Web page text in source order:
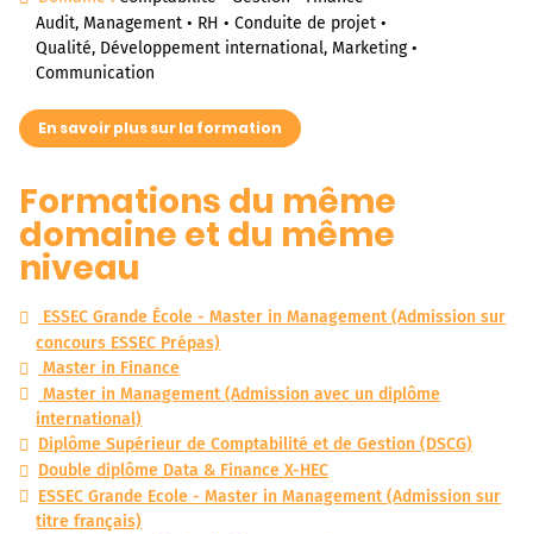
Audit, Management • RH • Conduite de projet •
Qualité, Développement international, Marketing •
Communication
En savoir plus sur la formation
Formations du même
domaine et du même
niveau
ESSEC Grande École - Master in Management (Admission sur
concours ESSEC Prépas)
Master in Finance
Master in Management (Admission avec un diplôme
international)
Diplôme Supérieur de Comptabilité et de Gestion (DSCG)
Double diplôme Data & Finance X-HEC
ESSEC Grande Ecole - Master in Management (Admission sur
titre français)